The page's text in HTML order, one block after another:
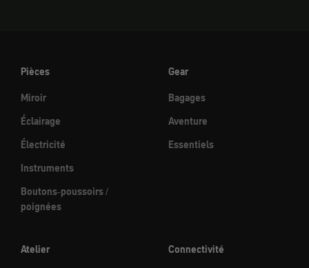
Pièces
Miroir
Éclairage
Électricité
Instruments
Boutons-poussoirs /
poignées
Gear
Bagages
Aventure
Essentiels
Atelier
Connectivité